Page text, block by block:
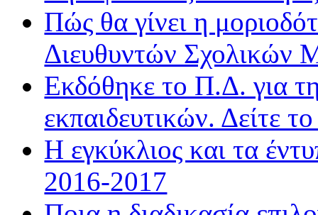
Πώς θα γίνει η
Διευθυντών Σχολικών
Εκδόθηκε το Π.Δ. για
εκπαιδευτικών. Δείτε
Η εγκύκλιος και τα
2016-2017